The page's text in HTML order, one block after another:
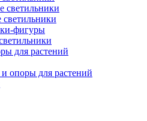
светильники
фигуры
для растений
опоры для растений